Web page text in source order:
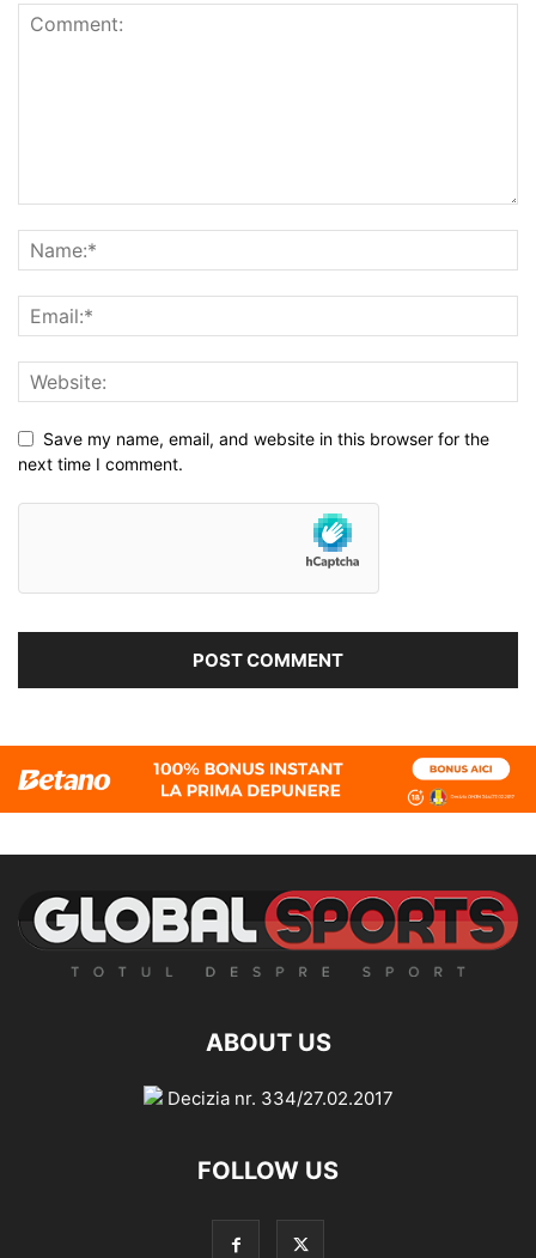
Save my name, email, and website in this browser for the
next time I comment.
ABOUT US
Decizia nr. 334/27.02.2017
FOLLOW US